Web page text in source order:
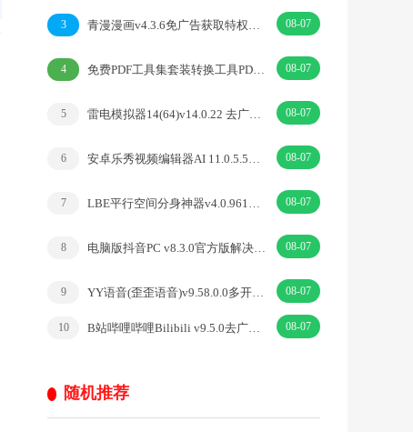
3 青漫漫画v4.3.6免广告获取特权重制修复版 08-07
4 免费PDF工具集套装转换工具PDFgear v2.1.18 08-07
5 雷电模拟器14(64)v14.0.22 去广告绿色纯净版 08-07
6 安卓乐秀视频编辑器AI 11.0.5.5去广告解锁VIP版 08-07
7 LBE平行空间分身神器v4.0.9612解锁vip专业版 08-07
8 电脑版抖音PC v8.3.0官方版解决网页切换烦恼 08-07
9 YY语音(歪歪语音)v9.58.0.0多开去广告绿色版 08-07
10 B站哔哩哔哩Bilibili v9.5.0去广告内置漫游模块版 08-07
随机推荐